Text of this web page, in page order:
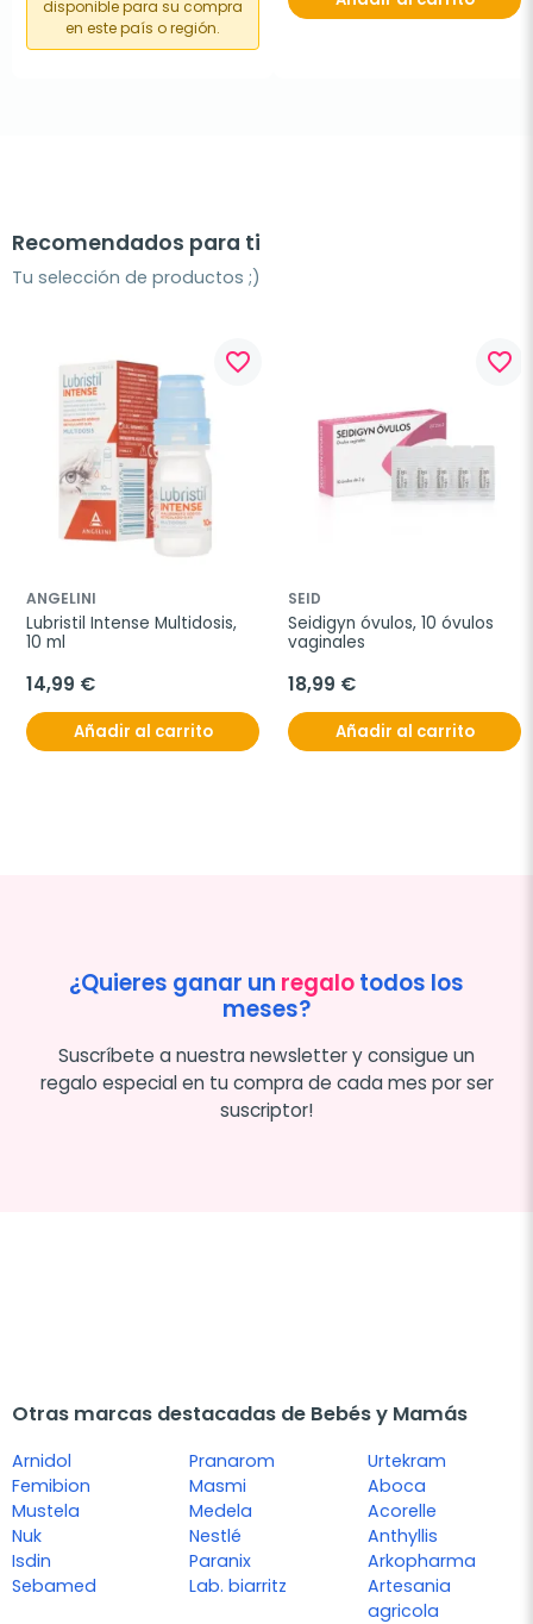
disponible para su compra
en este país o región.
Recomendados para ti
Tu selección de productos ;)
favorite_border
ANGELINI
Lubristil Intense Multidosis,
10 ml
14,99 €
Añadir al carrito
favorite_border
SEID
Seidigyn óvulos, 10 óvulos
vaginales
18,99 €
Añadir al carrito
¿Quieres ganar un regalotodos los
meses?
Suscríbete a nuestra newsletter y consigue un
regalo especial en tu compra de cada mes por ser
suscriptor!
Otras marcas destacadas de Bebés y Mamás
Arnidol
Femibion
Mustela
Nuk
Isdin
Sebamed
Pranarom
Masmi
Medela
Nestlé
Paranix
Lab. biarritz
Urtekram
Aboca
Acorelle
Anthyllis
Arkopharma
Artesania
agricola